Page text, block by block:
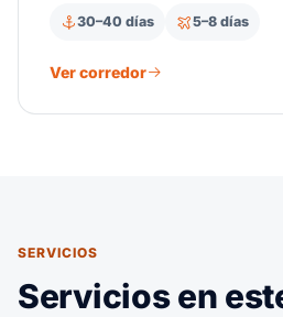
de aranceles.
30–40 días 5–8 días
Ver corredor
SERVICIOS
Servicios en